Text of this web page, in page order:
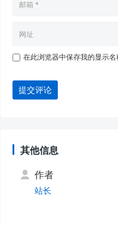
在此浏览器中保存我的显示
提交评论
其他信息
作者
站长